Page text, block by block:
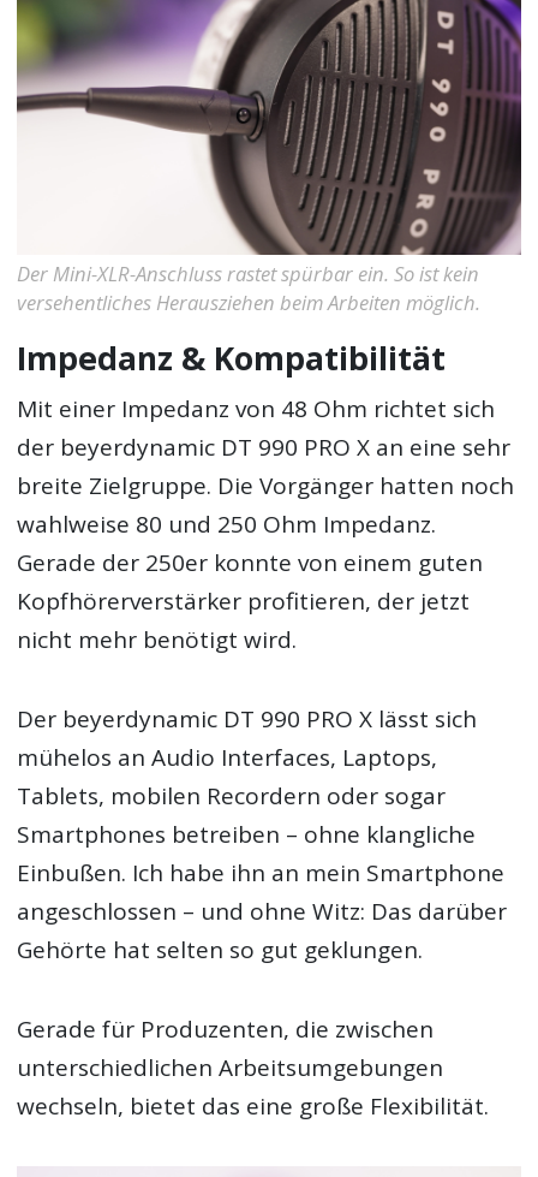
Der Mini-XLR-Anschluss rastet spürbar ein. So ist kein
versehentliches Herausziehen beim Arbeiten möglich.
Impedanz & Kompatibilität
Mit einer Impedanz von 48 Ohm richtet sich
der beyerdynamic DT 990 PRO X an eine sehr
breite Zielgruppe. Die Vorgänger hatten noch
wahlweise 80 und 250 Ohm Impedanz.
Gerade der 250er konnte von einem guten
Kopfhörerverstärker profitieren, der jetzt
nicht mehr benötigt wird.
Der beyerdynamic DT 990 PRO X lässt sich
mühelos an Audio Interfaces, Laptops,
Tablets, mobilen Recordern oder sogar
Smartphones betreiben – ohne klangliche
Einbußen. Ich habe ihn an mein Smartphone
angeschlossen – und ohne Witz: Das darüber
Gehörte hat selten so gut geklungen.
Gerade für Produzenten, die zwischen
unterschiedlichen Arbeitsumgebungen
wechseln, bietet das eine große Flexibilität.